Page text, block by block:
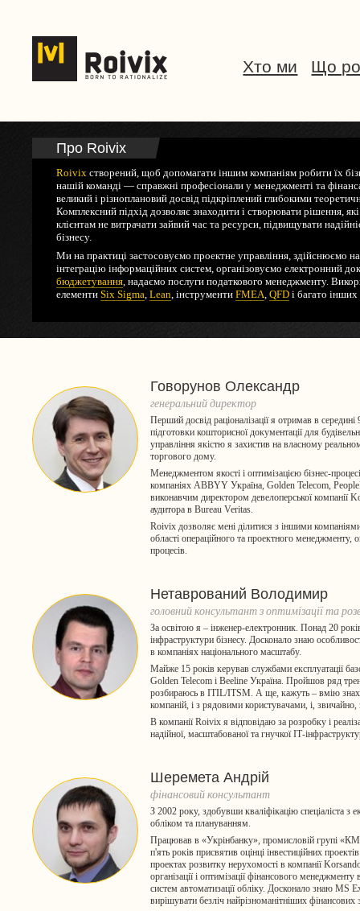
Хто ми Що
Про Roivix
Roivix створений, щоб допомагати іншим компаніям робити їх
нашій команді — справжні професіонали у менеджменті та
великий і різноплановий досвід підкріплений глибокими
Комплексний підхід дозволяє знаходити і створювати рішення,
клієнтам не витрачати зайвий час та ресурси, підвищувати
бізнесу.
Ми на практиці застосовуємо проектне управління, здійснюємо
інтеграцію інформаційних систем, організовуємо електронний
бюджетування , надаємо послуги податкового менеджменту.
елементиSix Sigma ,Lean , інструментиFMEA ,QFD і багато
Говорунов Олександр
генеральний директор
Перший досвід раціоналізації я отримав в
підготовки кошторисної документації для
управління якістю я захистив на власному
торгового дому.
Менеджментом якості і оптимізацією бізнес-
компаніях ABBYY Україна, Golden Telecom,
виконавчим директором девелоперської компанії
аудитора в Bureau Veritas.
Roivix дозволяє мені ділитися з іншими
області операційного та проектного менеджменту,
процесів.
Нетаврований Володимир
головний консультант з оптимізації та
За освітою я – інженер-електронник. Понад 20
інфраструктури бізнесу. Досконало знаю
в компаніях національного масштабу.
Майже 15 років керував службами експлуатації
Golden Telecom і Beeline Україна. Пройшов ряд
розбираюсь в ITIL/ITSM. А ще, кажуть – вмію
компаній, і з рядовими користувачами, і,
В компанії Roivix я відповідаю за розробку і
надійної, масштабованої та гнучкої ІТ-
Шеремета Андрій
фінансовий консультант
З 2002 року, здобувши кваліфікацію спеціаліста з
обліком та плануванням.
Працював в «Укрінбанку», промисловій групі
п'ять років присвятив оцінці інвестиційних
проектах розвитку нерухомості в компанії
організації і оптимізації фінансового
систем автоматизації обліку. Досконало знаю
вирішувати безліч найрізноманітніших фінансових